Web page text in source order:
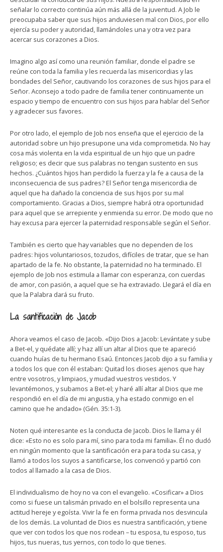
señalar lo correcto continúa aún más allá de la juventud. A Job le
preocupaba saber que sus hijos anduviesen mal con Dios, por ello
ejercía su poder y autoridad, llamándoles una y otra vez para
acercar sus corazones a Dios.
Imagino algo así como una reunión familiar, donde el padre se
reúne con toda la familia y les recuerda las misericordias y las
bondades del Señor, cautivando los corazones de sus hijos para el
Señor. Aconsejo a todo padre de familia tener continuamente un
espacio y tiempo de encuentro con sus hijos para hablar del Señor
y agradecer sus favores.
Por otro lado, el ejemplo de Job nos enseña que el ejercicio de la
autoridad sobre un hijo presupone una vida comprometida. No hay
cosa más violenta en la vida espiritual de un hijo que un padre
religioso; es decir que sus palabras no tengan sustento en sus
hechos. ¿Cuántos hijos han perdido la fuerza y la fe a causa de la
inconsecuencia de sus padres? El Señor tenga misericordia de
aquel que ha dañado la conciencia de sus hijos por su mal
comportamiento. Gracias a Dios, siempre habrá otra oportunidad
para aquel que se arrepiente y enmienda su error. De modo que no
hay excusa para ejercer la paternidad responsable según el Señor.
También es cierto que hay variables que no dependen de los
padres: hijos voluntariosos, tozudos, difíciles de tratar, que se han
apartado de la fe. No obstante, la paternidad no ha terminado. El
ejemplo de Job nos estimula a llamar con esperanza, con cuerdas
de amor, con pasión, a aquel que se ha extraviado. Llegará el día en
que la Palabra dará su fruto.
La santificación de Jacob
Ahora veamos el caso de Jacob. «Dijo Dios a Jacob: Levántate y sube
a Bet-el, y quédate allí; y haz allí un altar al Dios que te apareció
cuando huías de tu hermano Esaú. Entonces Jacob dijo a su familia y
a todos los que con él estaban: Quitad los dioses ajenos que hay
entre vosotros, y limpiaos, y mudad vuestros vestidos. Y
levantémonos, y subamos a Bet-el; y haré allí altar al Dios que me
respondió en el día de mi angustia, y ha estado conmigo en el
camino que he andado» (Gén. 35:1-3).
Noten qué interesante es la conducta de Jacob. Dios le llama y él
dice: «Esto no es solo para mí, sino para toda mi familia». Él no dudó
en ningún momento que la santificación era para toda su casa, y
llamó a todos los suyos a santificarse, los convenció y partió con
todos al llamado a la casa de Dios.
El individualismo de hoy no va con el evangelio. «Cosificar» a Dios
como si fuese un talismán privado en el bolsillo representa una
actitud hereje y egoísta. Vivir la fe en forma privada nos desvincula
de los demás. La voluntad de Dios es nuestra santificación, y tiene
que ver con todos los que nos rodean – tu esposa, tu esposo, tus
hijos, tus nueras, tus yernos, con todo lo que tienes.